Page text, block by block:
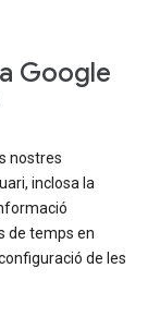
Google
nostres
inclosa la
de temps en
de les